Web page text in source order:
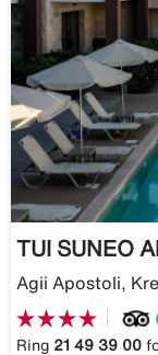
TUI SUNEO
Agii Apostoli,
Ring 21 49 39 00